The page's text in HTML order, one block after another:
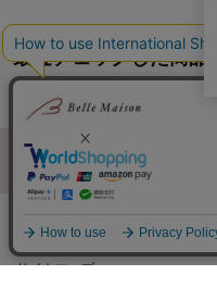
最近チェックした商品
ご利用ガイド・お知らせ
サイトマップ